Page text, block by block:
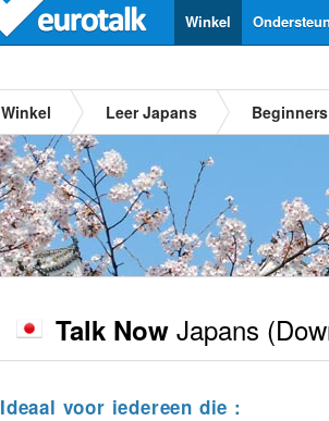
Winkel
Winkel Leer Japans Beginners
Talk Now Japans
Ideaal voor iedereen die :